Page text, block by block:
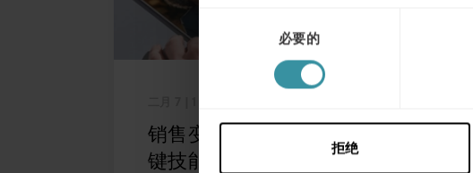
意
选
必要的
拒绝
销售变革：2025年五大关
键技能引领成功之路